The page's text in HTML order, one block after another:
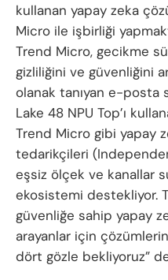
kullanan yapay zeka
Micro ile işbirliği
Trend Micro, gecikme
gizliliğini ve güvenliğini
olanak tanıyan e-posta
Lake 48 NPU Top’ı
Trend Micro gibi yapay
tedarikçileri
eşsiz ölçek ve kanallar
ekosistemi destekliyor.
güvenliğe sahip yapay
arayanlar için
dört gözle bekliyoruz”